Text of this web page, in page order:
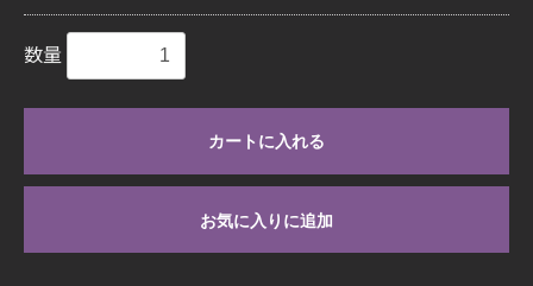
数量
カートに入れる
お気に入りに追加